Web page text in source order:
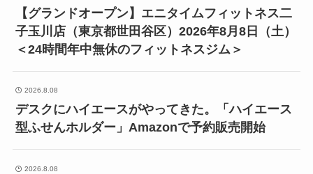
【グランドオープン】エニタイムフィットネス二
子玉川店（東京都世田谷区）2026年8月8日（土）
＜24時間年中無休のフィットネスジム＞
2026.8.08
デスクにハイエースがやってきた。「ハイエース
型ふせんホルダー」Amazonで予約販売開始
2026.8.08